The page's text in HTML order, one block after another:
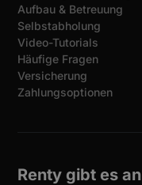
Aufbau & Betreuung
Selbstabholung
Video-Tutorials
Häufige Fragen
Versicherung
Zahlungsoptionen
Renty gibt es an